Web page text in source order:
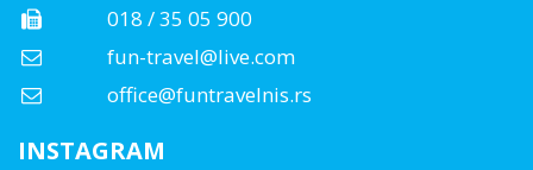
018 / 35 05 900
fun-travel@live.com
office@funtravelnis.rs
INSTAGRAM